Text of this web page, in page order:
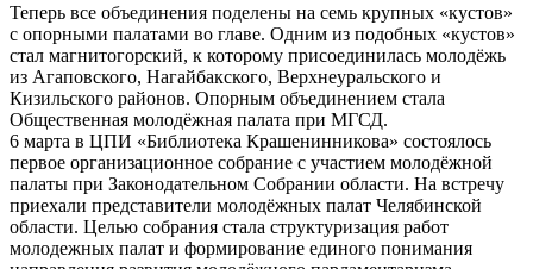
Теперь все объединения поделены на семь крупных «кустов»
с опорными палатами во главе. Одним из подобных «кустов»
стал магнитогорский, к которому присоединилась молодёжь
из Агаповского, Нагайбакского, Верхнеуральского и
Кизильского районов. Опорным объединением стала
Общественная молодёжная палата при МГСД.
6 марта в ЦПИ «Библиотека Крашенинникова» состоялось
первое организационное собрание с участием молодёжной
палаты при Законодательном Собрании области. На встречу
приехали представители молодёжных палат Челябинской
области. Целью собрания стала структуризация работ
молодежных палат и формирование единого понимания